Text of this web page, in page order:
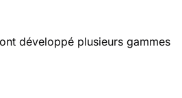
développé plusieurs gammes